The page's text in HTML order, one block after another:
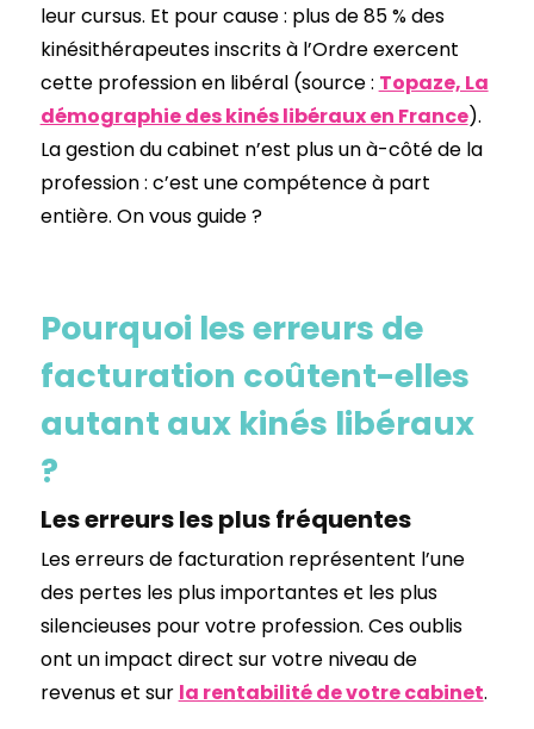
leur cursus. Et pour cause : plus de 85 % des
kinésithérapeutes inscrits à l’Ordre exercent
cette profession en libéral (source : Topaze, La
démographie des kinés libéraux en France).
La gestion du cabinet n’est plus un à-côté de la
profession : c’est une compétence à part
entière. On vous guide ?
Pourquoi les erreurs de
facturation coûtent-elles
autant aux kinés libéraux
?
Les erreurs les plus fréquentes
Les erreurs de facturation représentent l’une
des pertes les plus importantes et les plus
silencieuses pour votre profession. Ces oublis
ont un impact direct sur votre niveau de
revenus et sur la rentabilité de votre cabinet.